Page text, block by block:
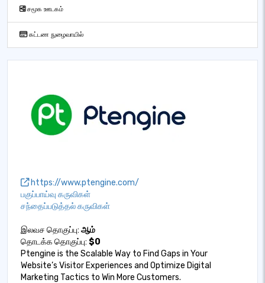
சமூக ஊடகம்
கட்டண நுழைவாயில்
https://www.ptengine.com/
பகுப்பாய்வு கருவிகள்
சந்தைப்படுத்தல் கருவிகள்
இலவச தொகுப்பு: ஆம்
தொடக்க தொகுப்பு: $0
Ptengine is the Scalable Way to Find Gaps in Your
Website’s Visitor Experiences and Optimize Digital
Marketing Tactics to Win More Customers.